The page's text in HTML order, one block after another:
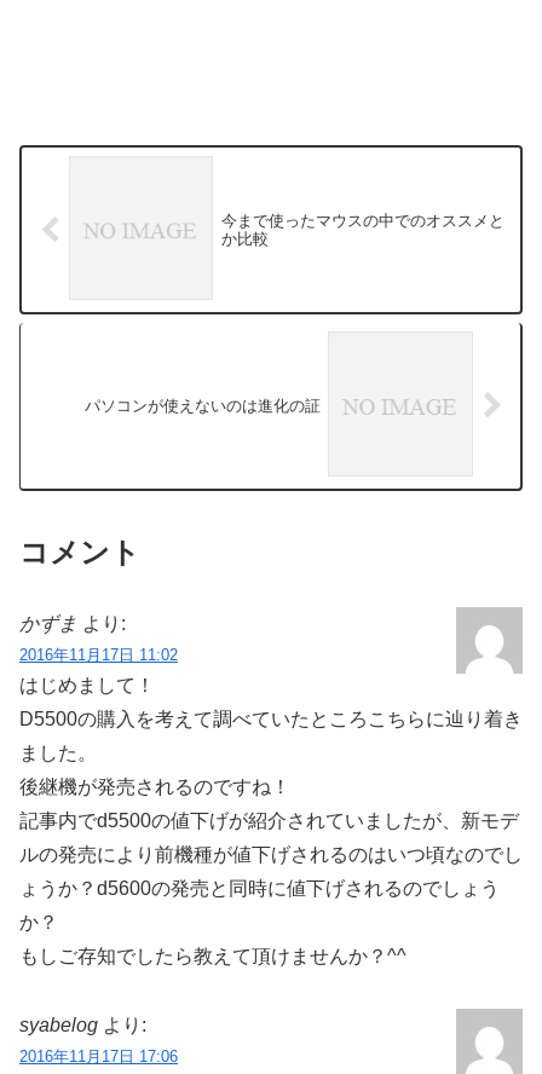
今まで使ったマウスの中でのオススメと
か比較
パソコンが使えないのは進化の証
コメント
かずま より:
2016年11月17日 11:02
はじめまして！
D5500の購入を考えて調べていたところこちらに辿り着き
ました。
後継機が発売されるのですね！
記事内でd5500の値下げが紹介されていましたが、新モデ
ルの発売により前機種が値下げされるのはいつ頃なのでし
ょうか？d5600の発売と同時に値下げされるのでしょう
か？
もしご存知でしたら教えて頂けませんか？^^
syabelog より:
2016年11月17日 17:06